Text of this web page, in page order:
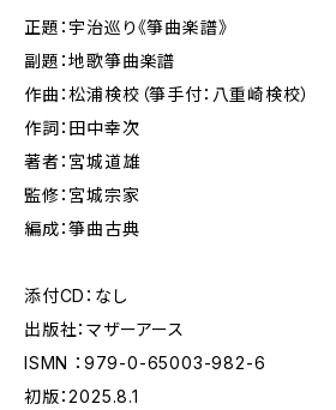
正題：宇治巡り《箏曲楽譜》
副題：地歌箏曲楽譜
作曲：松浦検校（箏手付：八重崎検校）
作詞：田中幸次
著者：宮城道雄
監修：宮城宗家
編成：箏曲古典
添付CD：なし
出版社：マザーアース
ISMN ：979-0-65003-982-6
初版：2025.8.1